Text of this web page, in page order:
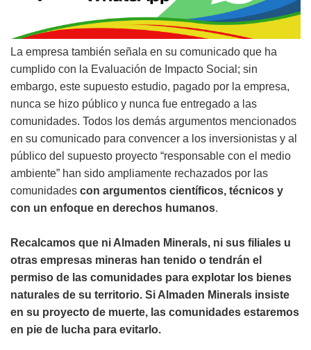
La empresa también señala en su comunicado que ha
cumplido con la Evaluación de Impacto Social; sin
embargo, este supuesto estudio, pagado por la empresa,
nunca se hizo público y nunca fue entregado a las
comunidades. Todos los demás argumentos mencionados
en su comunicado para convencer a los inversionistas y al
público del supuesto proyecto “responsable con el medio
ambiente” han sido ampliamente rechazados por las
comunidades con argumentos científicos, técnicos y
con un enfoque en derechos humanos.
Recalcamos que ni Almaden Minerals, ni sus filiales u
otras empresas mineras han tenido o tendrán el
permiso de las comunidades para explotar los bienes
naturales de su territorio. Si Almaden Minerals insiste
en su proyecto de muerte, las comunidades estaremos
en pie de lucha para evitarlo.